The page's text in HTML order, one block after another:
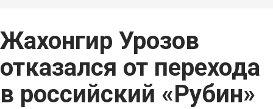
Жахонгир Урозов
отказался от перехода
в российский «Рубин»